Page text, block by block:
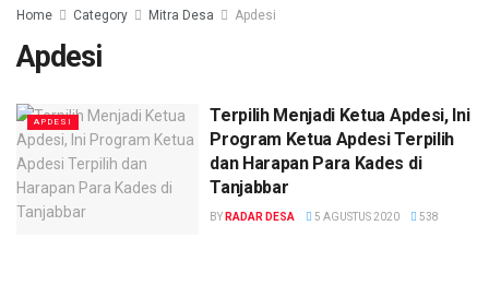
Home Category Mitra Desa Apdesi
Apdesi
APDESI
Terpilih Menjadi Ketua Apdesi, Ini
Program Ketua Apdesi Terpilih
dan Harapan Para Kades di
Tanjabbar
BY RADAR DESA 5 AGUSTUS 2020 538